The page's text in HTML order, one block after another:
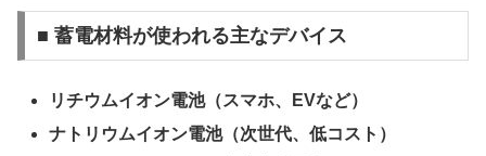
■ 蓄電材料が使われる主なデバイス
リチウムイオン電池（スマホ、EVなど）
ナトリウムイオン電池（次世代、低コスト）